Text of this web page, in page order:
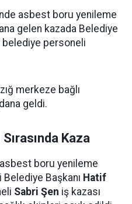
asbest boru yenileme
gelen kazada Belediye
belediye personeli
merkeze bağlı
geldi.
Kaza
boru yenileme
Belediye Başkanı Hatif
Sabri Şen iş kazası